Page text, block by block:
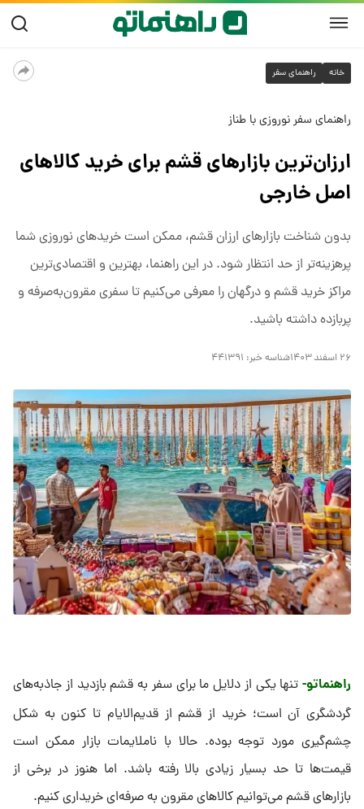
خانه راهنمای سفر
راهنمای سفر نوروزی با طناز
ارزان‌ترین بازارهای قشم برای خرید کالاهای
اصل خارجی
بدون شناخت بازارهای ارزان قشم، ممکن است خریدهای نوروزی شما
پرهزینه‌تر از حد انتظار شود. در این راهنما، بهترین و اقتصادی‌ترین
مراکز خرید قشم و درگهان را معرفی می‌کنیم تا سفری مقرون‌به‌صرفه و
پربازده داشته باشید.
۲۶ اسفند ۱۴۰۳ شناسه خبر: ۴۴۱۳۹۱
راهنماتو- تنها یکی از دلایل ما برای سفر به قشم بازدید از جاذبه‌های
گردشگری آن است؛ خرید از قشم از قدیم‌الایام تا کنون به شکل
چشم‌گیری مورد توجه بوده. حالا با ناملایمات بازار ممکن است
قیمت‌ها تا حد بسیار زیادی بالا رفته باشد. اما هنوز در برخی از
بازارهای قشم می‌توانیم کالاهای مقرون به صرفه‌ای خریداری کنیم.